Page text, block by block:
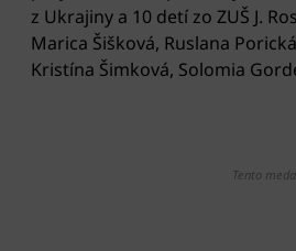
z Ukrajiny a 10 detí zo ZUŠ J.
Marica Šišková, Ruslana
Kristína Šimková, Solomia
Tento